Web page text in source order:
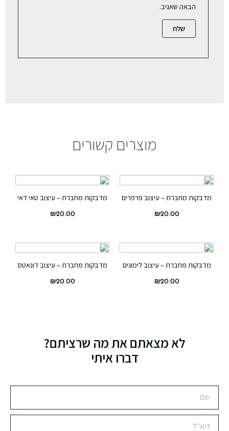
הבאה שאגיב.
מוצרים קשורים
מדבקות מחברת – עיצוב פרפרים
₪20.00
מדבקות מחברת – עיצוב טאי דאי
₪20.00
מדבקות מחברת – עיצוב לימונים
₪20.00
מדבקות מחברת – עיצוב דונאטס
₪20.00
לא מצאתם את מה שרציתם?
דברו איתי